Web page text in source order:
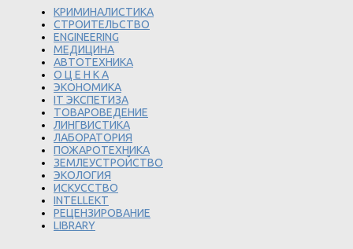
КРИМИНАЛИСТИКА
СТРОИТЕЛЬСТВО
ENGINEERING
МЕДИЦИНА
АВТОТЕХНИКА
О Ц Е Н К А
ЭКОНОМИКА
IT ЭКСПЕТИЗА
ТОВАРОВЕДЕНИЕ
ЛИНГВИСТИКА
ЛАБОРАТОРИЯ
ПОЖАРОТЕХНИКА
ЗЕМЛЕУСТРОЙСТВО
ЭКОЛОГИЯ
ИСКУССТВО
INTELLEKT
РЕЦЕНЗИРОВАНИЕ
LIBRARY